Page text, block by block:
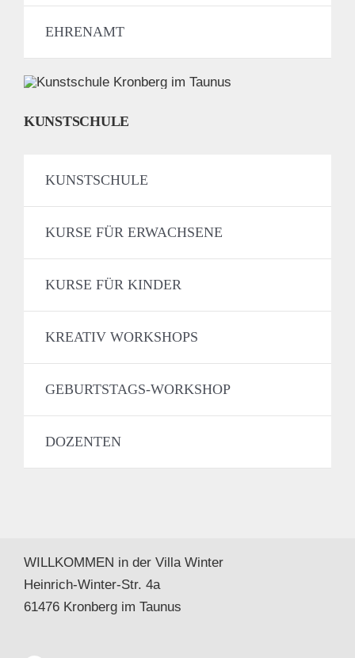
EHRENAMT
KUNSTSCHULE
KUNSTSCHULE
KURSE FÜR ERWACHSENE
KURSE FÜR KINDER
KREATIV WORKSHOPS
GEBURTSTAGS-WORKSHOP
DOZENTEN
WILLKOMMEN in der Villa Winter
Heinrich-Winter-Str. 4a
61476 Kronberg im Taunus